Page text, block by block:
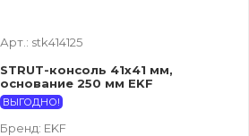
Арт.: stk414125
STRUT-консоль 41х41 мм,
основание 250 мм EKF
ВЫГОДНО!
Бренд: EKF